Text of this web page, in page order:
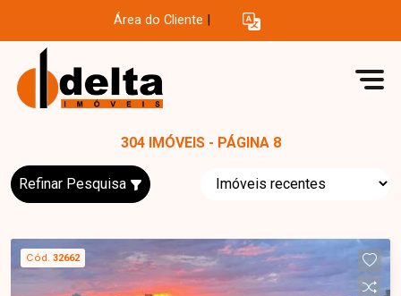
Área do Cliente
304 IMÓVEIS - PÁGINA 8
Refinar Pesquisa
Cód. 32662